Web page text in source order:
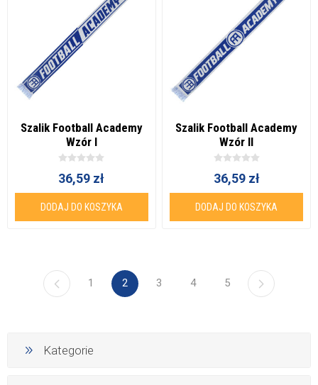
Szalik Football Academy
Wzór I
36,59 zł
DODAJ DO KOSZYKA
Szalik Football Academy
Wzór II
36,59 zł
DODAJ DO KOSZYKA
1 2 3 4 5
Kategorie